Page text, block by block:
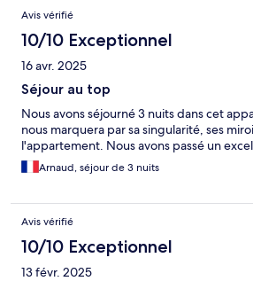
Avis
Avis vérifié
10/10 Exceptionnel
16 avr. 2025
Séjour au top
Nous avons séjourné 3 nuits dans cet
nous marquera par sa singularité, ses
l'appartement. Nous avons passé un
Arnaud, séjour de 3 nuits
Avis vérifié
10/10 Exceptionnel
13 févr. 2025